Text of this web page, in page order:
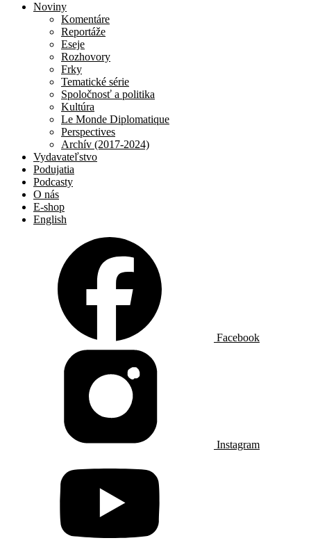
Noviny
Komentáre
Reportáže
Eseje
Rozhovory
Frky
Tematické série
Spoločnosť a politika
Kultúra
Le Monde Diplomatique
Perspectives
Archív (2017-2024)
Vydavateľstvo
Podujatia
Podcasty
O nás
E-shop
English
Facebook
Instagram